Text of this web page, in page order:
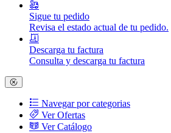
Sigue tu pedido
Revisa el estado actual de tu pedido.
Descarga tu factura
Consulta y descarga tu factura
Navegar por categorias
Ver Ofertas
Ver Catálogo